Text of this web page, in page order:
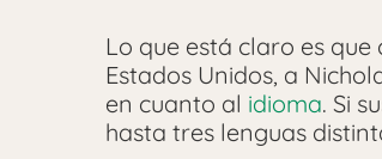
Lo que está claro es
Estados Unidos, a
en cuanto al idioma. Si
hasta tres lenguas